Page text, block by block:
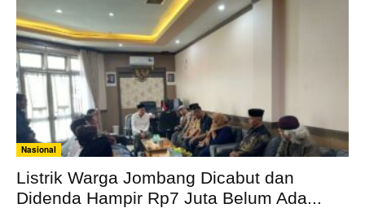
Nasional
Listrik Warga Jombang Dicabut dan
Didenda Hampir Rp7 Juta Belum Ada...